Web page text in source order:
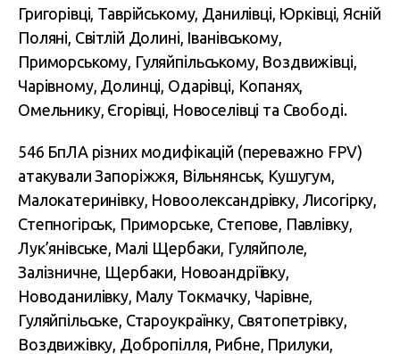
Григорівці, Таврійському, Данилівці, Юрківці, Ясній
Поляні, Світлій Долині, Іванівському,
Приморському, Гуляйпільському, Воздвижівці,
Чарівному, Долинці, Одарівці, Копанях,
Омельнику, Єгорівці, Новоселівці та Свободі.
546 БпЛА різних модифікацій (переважно FPV)
атакували Запоріжжя, Вільнянськ, Кушугум,
Малокатеринівку, Новоолександрівку, Лисогірку,
Степногірськ, Приморське, Степове, Павлівку,
Лук’янівське, Малі Щербаки, Гуляйполе,
Залізничне, Щербаки, Новоандріївку,
Новоданилівку, Малу Токмачку, Чарівне,
Гуляйпільське, Староукраїнку, Святопетрівку,
Воздвижівку, Добропілля, Рибне, Прилуки,